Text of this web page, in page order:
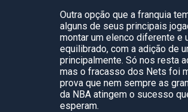
Outra opção que a franquia
alguns de seus principais
montar um elenco diferente e
equilibrado, com a adição de
principalmente. Só nos resta
mas o fracasso dos Nets foi
prova que nem sempre as
da NBA atingem o sucesso
esperam.